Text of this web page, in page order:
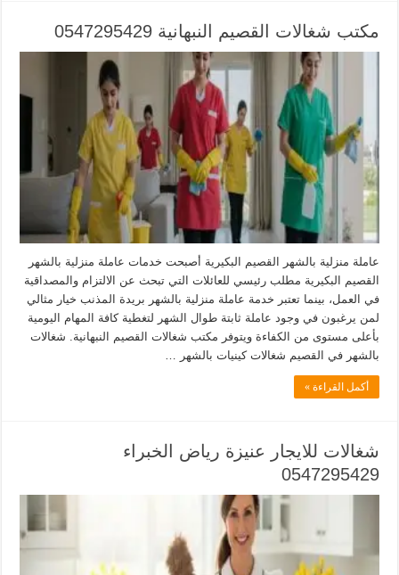
مكتب شغالات القصيم النبهانية 0547295429
عاملة منزلية بالشهر القصيم البكيرية أصبحت خدمات عاملة منزلية بالشهر
القصيم البكيرية مطلب رئيسي للعائلات التي تبحث عن الالتزام والمصداقية
في العمل، بينما تعتبر خدمة عاملة منزلية بالشهر بريدة المذنب خيار مثالي
لمن يرغبون في وجود عاملة ثابتة طوال الشهر لتغطية كافة المهام اليومية
بأعلى مستوى من الكفاءة ويتوفر مكتب شغالات القصيم النبهانية. شغالات
بالشهر في القصيم شغالات كينيات بالشهر …
أكمل القراءة »
شغالات للايجار عنيزة رياض الخبراء
0547295429